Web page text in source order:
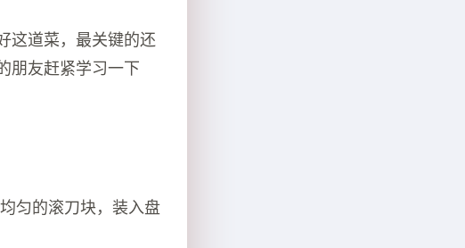
这道菜，最关键的还
朋友赶紧学习一下
匀的滚刀块，装入盘